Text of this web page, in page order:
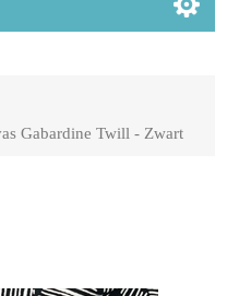
Gabardine Twill - Zwart